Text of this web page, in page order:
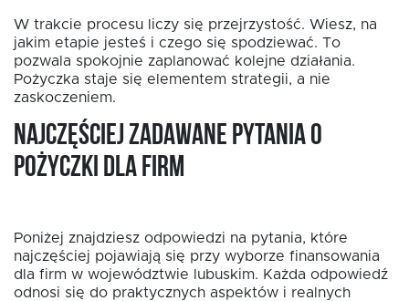
W trakcie procesu liczy się przejrzystość. Wiesz, na
jakim etapie jesteś i czego się spodziewać. To
pozwala spokojnie zaplanować kolejne działania.
Pożyczka staje się elementem strategii, a nie
zaskoczeniem.
Najczęściej zadawane pytania o
pożyczki dla firm
Poniżej znajdziesz odpowiedzi na pytania, które
najczęściej pojawiają się przy wyborze finansowania
dla firm w województwie lubuskim. Każda odpowiedź
odnosi się do praktycznych aspektów i realnych